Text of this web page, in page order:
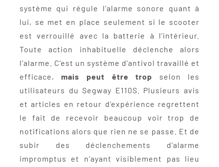
système qui régule l’alarme sonore quant à
lui, se met en place seulement si le scooter
est verrouillé avec la batterie à l’intérieur.
Toute action inhabituelle déclenche alors
l’alarme. C’est un système d’antivol travaillé et
efficace,mais peut être trop selon les
utilisateurs du Segway E110S. Plusieurs avis
et articles en retour d’expérience regrettent
le fait de recevoir beaucoup voir trop de
notifications alors que rien ne se passe. Et de
subir des déclenchements d’alarme
impromptus et n’ayant visiblement pas lieu